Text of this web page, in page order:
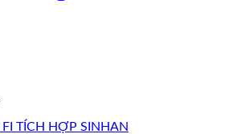
TÍCH HỢP SINHAN